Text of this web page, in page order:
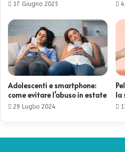
17 Giugno 2025
Adolescenti e smartphone:
come evitare l’abuso in estate
29 Luglio 2024
la